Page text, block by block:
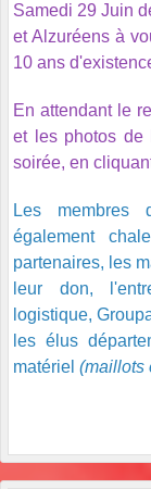
Samedi 29 Juin
et Alzuréens à
10 ans
En attendant le
et les photos de
soirée, en
Les membres
également
partenaires, les
leur don,
logistique,
les élus
matériel (maillots